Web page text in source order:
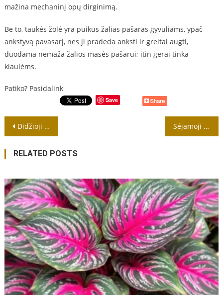
mažina mechaninį opų dirginimą.
Be to, taukės žolė yra puikus žalias pašaras gyvuliams, ypač
ankstyvą pavasarį, nes ji pradeda anksti ir greitai augti,
duodama nemaža žalios masės pašarui; itin gerai tinka
kiaulėms.
Patiko? Pasidalink
Save
Navigacija
tarp
įrašų
Didžioji nasturtė – vienmetis, žolinis, vijoklinis, dekoratyvinis augalas Sėjamoji aviža – vienametis, kultūrinis, varpinis augalas
RELATED POSTS